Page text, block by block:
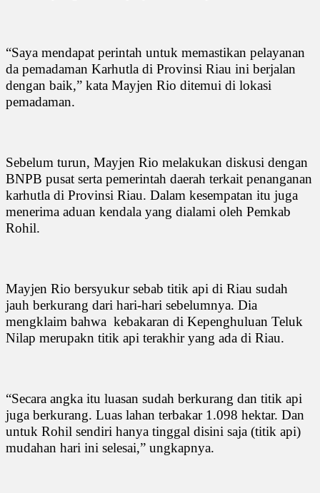
“Saya mendapat perintah untuk memastikan pelayanan
da pemadaman Karhutla di Provinsi Riau ini berjalan
dengan baik,” kata Mayjen Rio ditemui di lokasi
pemadaman.
Sebelum turun, Mayjen Rio melakukan diskusi dengan
BNPB pusat serta pemerintah daerah terkait penanganan
karhutla di Provinsi Riau. Dalam kesempatan itu juga
menerima aduan kendala yang dialami oleh Pemkab
Rohil.
Mayjen Rio bersyukur sebab titik api di Riau sudah
jauh berkurang dari hari-hari sebelumnya. Dia
mengklaim bahwa kebakaran di Kepenghuluan Teluk
Nilap merupakn titik api terakhir yang ada di Riau.
“Secara angka itu luasan sudah berkurang dan titik api
juga berkurang. Luas lahan terbakar 1.098 hektar. Dan
untuk Rohil sendiri hanya tinggal disini saja (titik api)
mudahan hari ini selesai,” ungkapnya.